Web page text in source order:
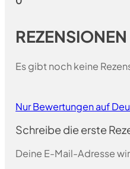
REZENSIONEN
Es gibt noch keine
Nur Bewertungen auf
Schreibe die erste
Deine E-Mail-Adresse